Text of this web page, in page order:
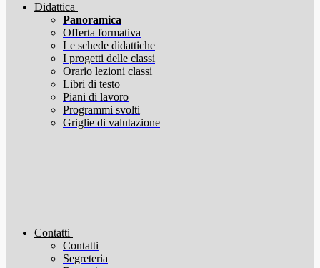
Didattica
Panoramica
Offerta formativa
Le schede didattiche
I progetti delle classi
Orario lezioni classi
Libri di testo
Piani di lavoro
Programmi svolti
Griglie di valutazione
Contatti
Contatti
Segreteria